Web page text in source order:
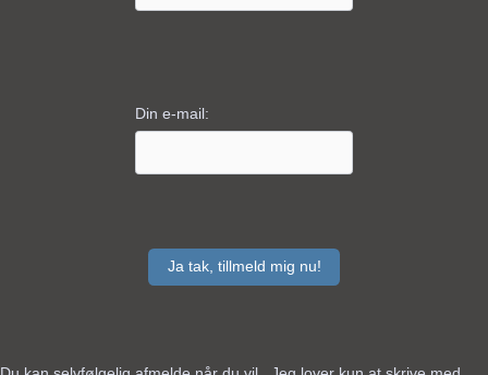
Din e-mail: